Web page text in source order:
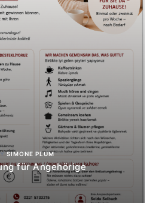
SIMONE PLUM
für Angehörige